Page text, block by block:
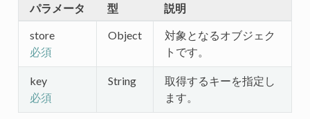
パラメータ 型 説明
store
必須
Object
対象となるオブジェク
トです。
key
必須
String
取得するキーを指定し
ます。